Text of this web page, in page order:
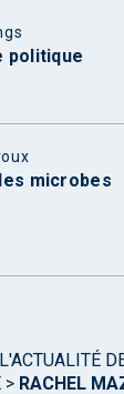
politique
microbes
> RACHEL